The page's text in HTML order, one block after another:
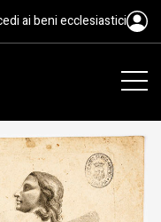
XVIII
ai beni ecclesiastici